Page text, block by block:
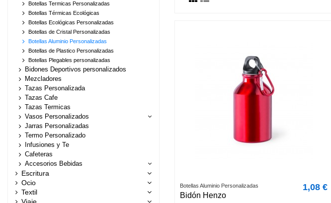
Botellas Aluminio Personalizadas
Bidón Henzo
1,08 €
Botellas Termicas Personalizadas
Botellas Térmicas Ecológicas
Botellas Ecológicas Personalizadas
Botellas de Cristal Personalizadas
Botellas Aluminio Personalizadas
Botellas de Plastico Personalizadas
Botellas Plegables personalizadas
Bidones Deportivos personalizados
Mezcladores
Tazas Personalizada
Tazas Cafe
Tazas Termicas
Vasos Personalizados
Jarras Personalizadas
Termo Personalizado
Infusiones y Te
Cafeteras
Accesorios Bebidas
Escritura
Ocio
Textil